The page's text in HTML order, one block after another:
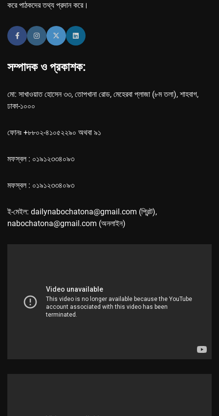
করে পাঠকদের তথ্য প্রদান করে।
সম্পাদক ও প্রকাশক:
মো: সাখাওয়াত হোসেন ৩৩, তোপখানা রোড, মেহেরবা প্লাজা (৮ম তলা), শাহবাগ,
ঢাকা-১০০০
ফোনঃ +৮৮০২-৪১০৫২২৯০ অথবা ৯১
মফস্বল : ০১৯১২৩৩৪০৯৩
মফস্বল : ০১৯১২৩৩৪০৯৩
ই-মেইল: dailynabochatona@gmail.com (প্রিন্ট),
nabochatona@gmail.com (অনলাইন)